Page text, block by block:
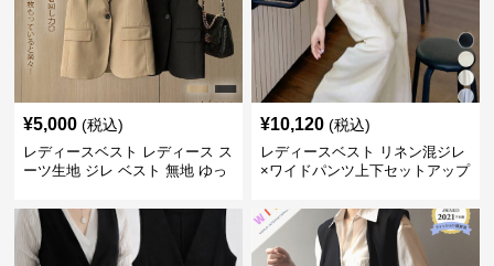
¥5,000 (税込)
レディースベスト レディース ス
ーツ生地 ジレ ベスト 無地 ゆっ
¥10,120 (税込)
レディースベスト リネン混ジレ
×ワイドパンツ上下セットアップ